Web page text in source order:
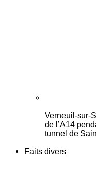
Verneuil-sur-
de l’A14
tunnel de
Faits divers